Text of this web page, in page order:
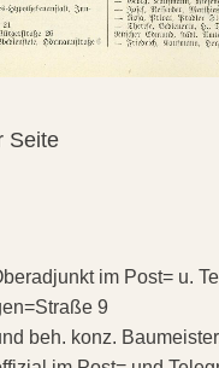
Seite
im Post= u.
9
beh. konz.